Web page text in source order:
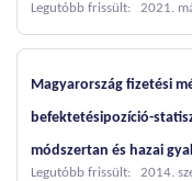
Legutóbb frissült: 2021.
Magyarország fizetési
befektetésipozíció-
módszertan és hazai
Legutóbb frissült: 2014.